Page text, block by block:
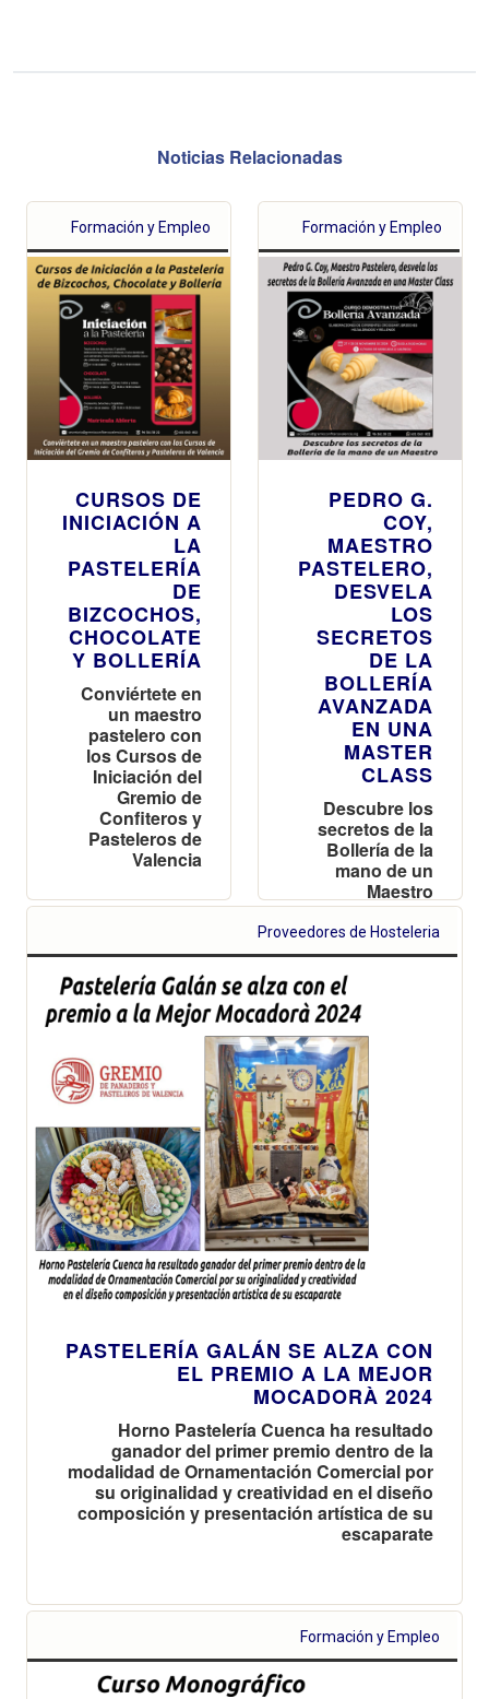
Noticias Relacionadas
Formación y Empleo
CURSOS DE
INICIACIÓN A
LA
PASTELERÍA
DE
BIZCOCHOS,
CHOCOLATE
Y BOLLERÍA
Conviértete en
un maestro
pastelero con
los Cursos de
Iniciación del
Gremio de
Confiteros y
Pasteleros de
Valencia
Formación y Empleo
PEDRO G.
COY,
MAESTRO
PASTELERO,
DESVELA
LOS
SECRETOS
DE LA
BOLLERÍA
AVANZADA
EN UNA
MASTER
CLASS
Descubre los
secretos de la
Bollería de la
mano de un
Maestro
Proveedores de Hosteleria
PASTELERÍA GALÁN SE ALZA CON
EL PREMIO A LA MEJOR
MOCADORÀ 2024
Horno Pastelería Cuenca ha resultado
ganador del primer premio dentro de la
modalidad de Ornamentación Comercial por
su originalidad y creatividad en el diseño
composición y presentación artística de su
escaparate
Formación y Empleo